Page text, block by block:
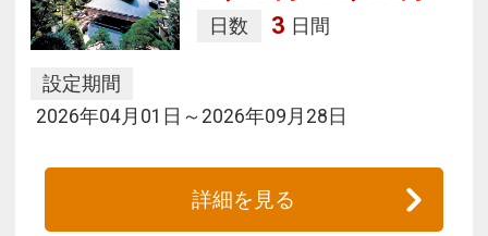
日数 3 日間
設定期間
2026年04月01日～2026年09月28日
詳細を見る